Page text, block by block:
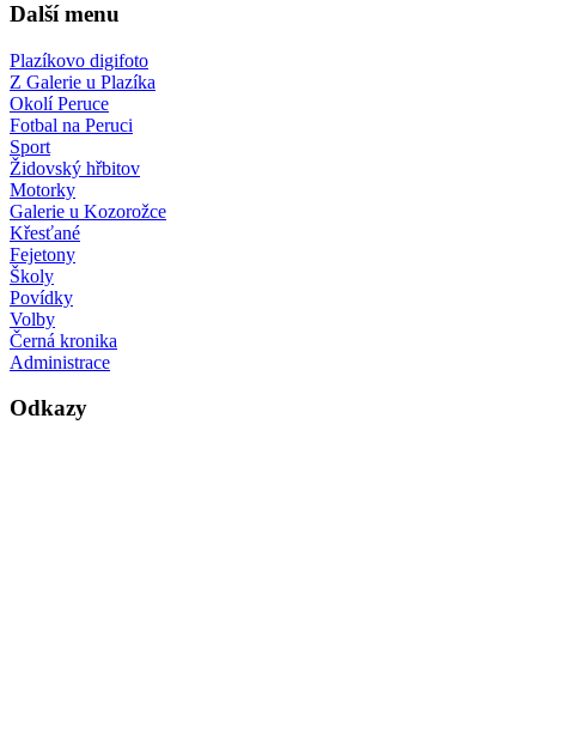
Další menu
Plazíkovo digifoto
Z Galerie u Plazíka
Okolí Peruce
Fotbal na Peruci
Sport
Židovský hřbitov
Motorky
Galerie u Kozorožce
Křesťané
Fejetony
Školy
Povídky
Volby
Černá kronika
Administrace
Odkazy